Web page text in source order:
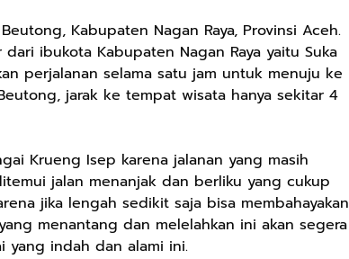
Kabupaten Nagan Raya, Provinsi Aceh.
ibukota Kabupaten Nagan Raya yaitu Suka
perjalanan selama satu jam untuk menuju ke
jarak ke tempat wisata hanya sekitar 4
Krueng Isep karena jalanan yang masih
jalan menanjak dan berliku yang cukup
jika lengah sedikit saja bisa membahayakan
menantang dan melelahkan ini akan segera
yang indah dan alami ini.